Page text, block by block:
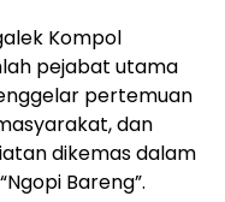
Kompol
pejabat utama
pertemuan
dan
dikemas dalam
Bareng”.